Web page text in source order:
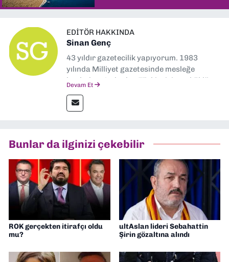
EDITÖR HAKKINDA
Sinan Genç
43 yıldır gazetecilik yapıyorum. 1983
yılında Milliyet gazetesinde mesleğe
başladım. Ardından Türkiye’nin en köklü
muhabir, editör, müdür yardımcısı ve spor
müdürü olarak görev yaptım. Ayrıca Yeni
Gazetesi'nde editörlük yapıyorum
Devam Et
Bunlar da ilginizi çekebilir
ROK gerçekten itirafçı oldu
mu?
ultAslan lideri Sebahattin
Şirin gözaltına alındı